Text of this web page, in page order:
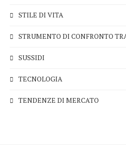
STILE DI VITA
STRUMENTO DI CONFRONTO
SUSSIDI
TECNOLOGIA
TENDENZE DI MERCATO